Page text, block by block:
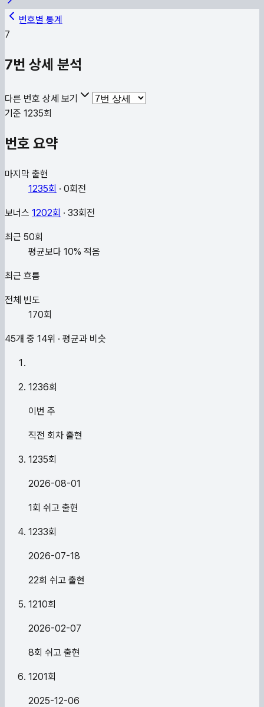
번호별 통계
7
7번 상세 분석
다른 번호 상세 보기
기준 1235회
번호 요약
마지막 출현
1235회 · 0회전
보너스 1202회 · 33회전
최근 50회
평균보다 10% 적음
최근 흐름
전체 빈도
170회
45개 중 14위 · 평균과 비슷
1236회
이번 주
직전 회차 출현
1235회
2026-08-01
1회 쉬고 출현
1233회
2026-07-18
22회 쉬고 출현
1210회
2026-02-07
8회 쉬고 출현
1201회
2025-12-06